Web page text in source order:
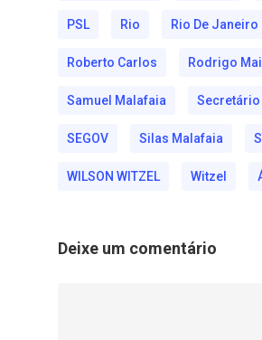
PSL Rio Rio De Janeiro
Roberto Carlos Rodrigo
Samuel Malafaia Secretário
SEGOV Silas Malafaia
WILSON WITZEL Witzel
Deixe um comentário